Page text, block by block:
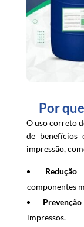
Por
O uso correto
de benefícios
impressão,
componentes
impressos.